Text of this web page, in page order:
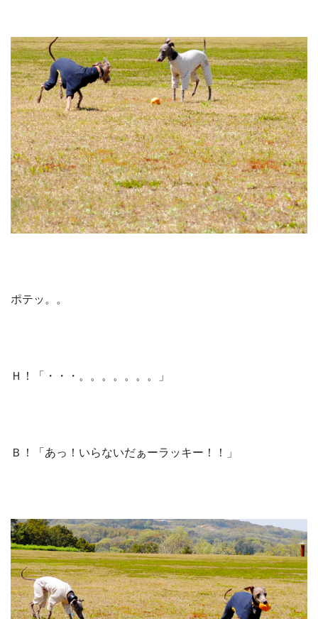
ポテッ。。
Ｈ！「・・・。。。。。。。」
Ｂ！「あっ！いらないだぁーラッキー！！」